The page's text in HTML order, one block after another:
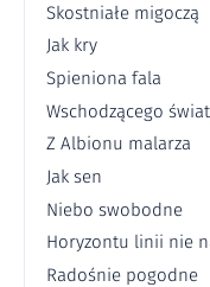
Skostniałe migoczą
Jak kry
Spieniona fala
Wschodzącego
Z Albionu malarza
Jak sen
Niebo swobodne
Horyzontu linii nie
Radośnie pogodne